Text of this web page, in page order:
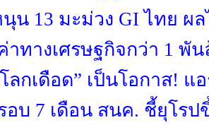
น 13 มะม่วง GI ไทย
าทางเศรษฐกิจกว่า 1 พั
ลกเดือด” เป็นโอกาส! แ
อบ 7 เดือน สนค. ชี้ยุโร